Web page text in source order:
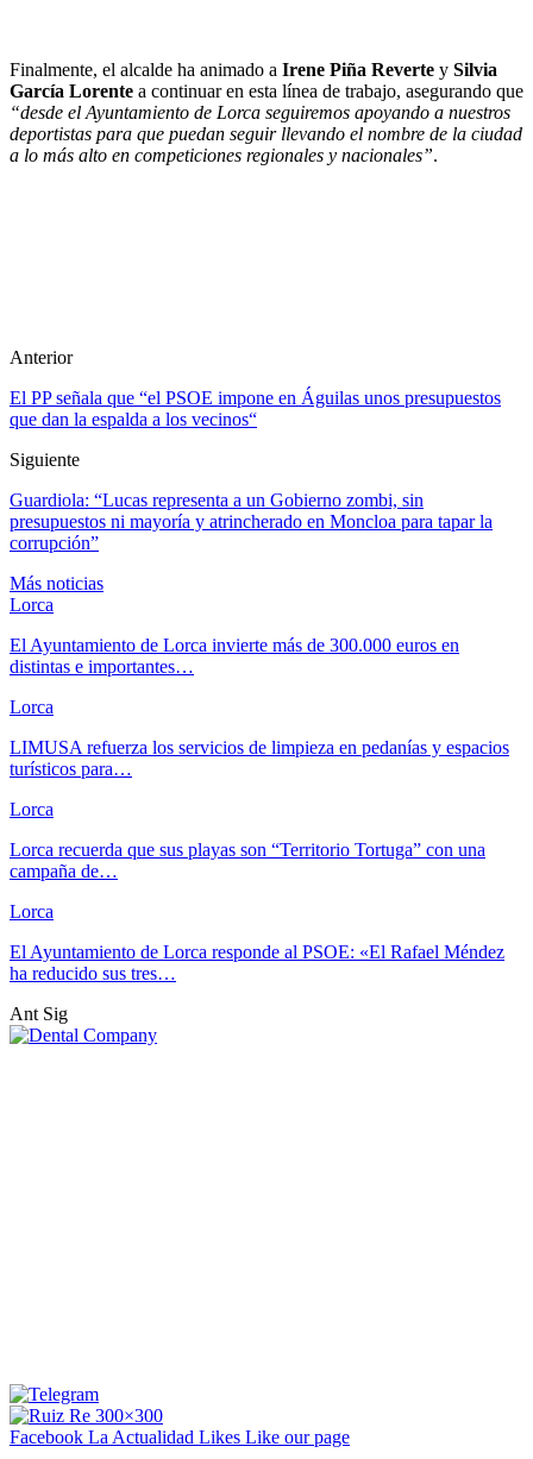
Finalmente, el alcalde ha animado a Irene Piña Reverte y Silvia
García Lorente a continuar en esta línea de trabajo, asegurando que
“desde el Ayuntamiento de Lorca seguiremos apoyando a nuestros
deportistas para que puedan seguir llevando el nombre de la ciudad
a lo más alto en competiciones regionales y nacionales”.
Anterior
El PP señala que “el PSOE impone en Águilas unos presupuestos
que dan la espalda a los vecinos“
Siguiente
Guardiola: “Lucas representa a un Gobierno zombi, sin
presupuestos ni mayoría y atrincherado en Moncloa para tapar la
corrupción”
Más noticias
Lorca
El Ayuntamiento de Lorca invierte más de 300.000 euros en
distintas e importantes…
Lorca
LIMUSA refuerza los servicios de limpieza en pedanías y espacios
turísticos para…
Lorca
Lorca recuerda que sus playas son “Territorio Tortuga” con una
campaña de…
Lorca
El Ayuntamiento de Lorca responde al PSOE: «El Rafael Méndez
ha reducido sus tres…
Ant Sig
Facebook La Actualidad Likes Like our page